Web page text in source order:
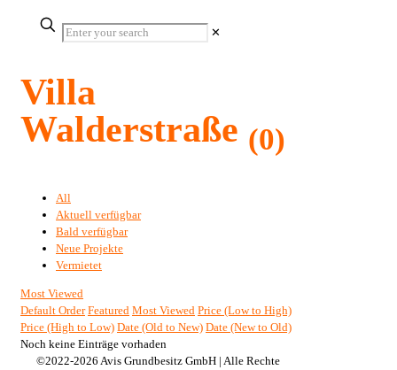
✕
Villa
Walderstraße (0)
All
Aktuell verfügbar
Bald verfügbar
Neue Projekte
Vermietet
Most Viewed
Default Order Featured Most Viewed Price (Low to High)
Price (High to Low) Date (Old to New) Date (New to Old)
Noch keine Einträge vorhaden
©2022-2026 Avis Grundbesitz GmbH | Alle Rechte